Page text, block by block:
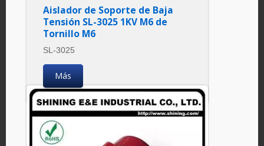
Aislador de Soporte de Baja
Tensión SL-3025 1KV M6 de
Tornillo M6
SL-3025
Más